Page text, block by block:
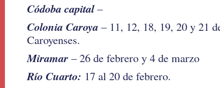
Códoba capital–
Colonia Caroya – 11, 12, 18, 19, 20 y 21
Caroyenses.
Miramar – 26 de febrero y 4 de marzo
Río Cuarto: 17 al 20 de febrero.